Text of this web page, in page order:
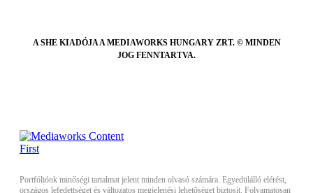
A SHE KIADÓJA A MEDIAWORKS HUNGARY ZRT. © MINDEN
JOG FENNTARTVA.
Portfóliónk minőségi tartalmat jelent minden olvasó számára. Egyedülálló elérést,
országos lefedettséget és változatos megjelenési lehetőséget biztosít. Folyamatosan